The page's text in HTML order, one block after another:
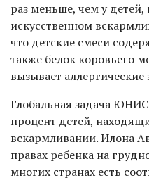
раз меньше, чем у
искусственном
что детские смеси
также белок коровьего
вызывает аллергические
Глобальная задача
процент детей,
вскармливании. Илона
правах ребенка на
многих странах есть